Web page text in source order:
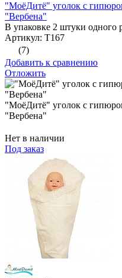
"МоёДитё" уголок с
"Вербена"
В упаковке 2 штуки одного
Артикул: Т167
(7)
Добавить к сравнению
Отложить
"МоёДитё" уголок с
"Вербена"
Нет в наличии
Под заказ